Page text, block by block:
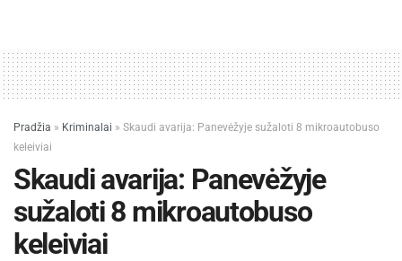
Pradžia » Kriminalai » Skaudi avarija: Panevėžyje sužaloti 8 mikroautobuso
keleiviai
Skaudi avarija: Panevėžyje
sužaloti 8 mikroautobuso
keleiviai